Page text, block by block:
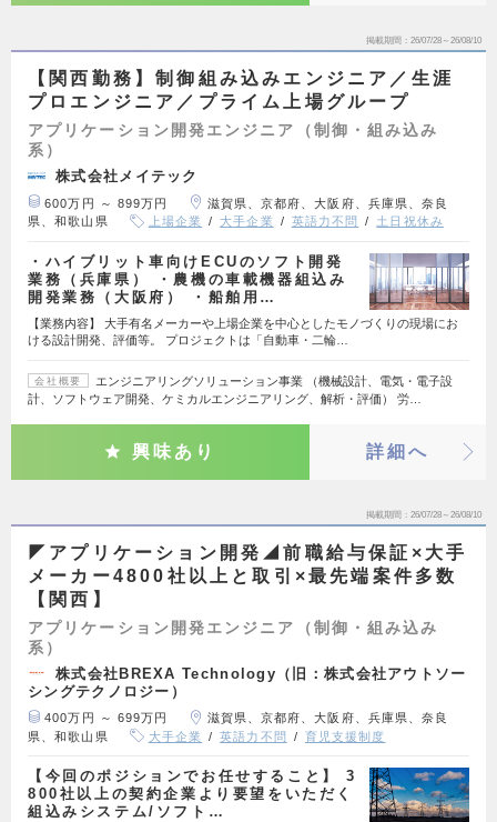
掲載期間 26/07/28～26/08/10
【関西勤務】制御組み込みエンジニア／生涯
プロエンジニア／プライム上場グループ
アプリケーション開発エンジニア（制御・組み込み
系）
株式会社メイテック
600万円 ～ 899万円
滋賀県、京都府、大阪府、兵庫県、奈良
県、和歌山県
上場企業 大手企業 英語力不問 土日祝休み
・ハイブリット車向けECUのソフト開発
業務（兵庫県） ・農機の車載機器組込み
開発業務（大阪府） ・船舶用…
【業務内容】 大手有名メーカーや上場企業を中心としたモノづくりの現場にお
ける設計開発、評価等。 プロジェクトは「自動車・二輪…
会社概要
エンジニアリングソリューション事業 （機械設計、電気・電子設
計、ソフトウェア開発、ケミカルエンジニアリング、解析・評価） 労…
興味あり 詳細へ
掲載期間 26/07/28～26/08/10
◤アプリケーション開発◢前職給与保証×大手
メーカー4800社以上と取引×最先端案件多数
【関西】
アプリケーション開発エンジニア（制御・組み込み
系）
株式会社BREXA Technology（旧：株式会社アウトソー
シングテクノロジー）
400万円 ～ 699万円
滋賀県、京都府、大阪府、兵庫県、奈良
県、和歌山県
大手企業 英語力不問 育児支援制度
【今回のポジションでお任せすること】 3
800社以上の契約企業より要望をいただく
組込みシステム/ソフト…